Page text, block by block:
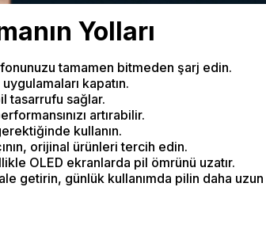
Yolları
tamamen bitmeden şarj edin.
kapatın.
tasarrufu sağlar.
artırabilir.
kullanın.
orijinal ürünleri tercih edin.
OLED ekranlarda pil ömrünü uzatır.
getirin, günlük kullanımda pilin daha uzun